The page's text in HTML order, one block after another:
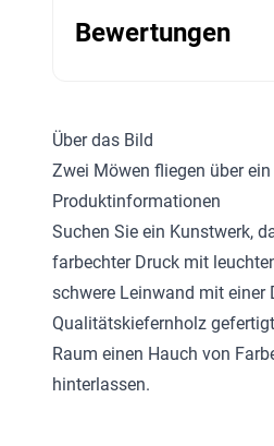
Bewertungen
Über das Bild
Zwei Möwen fliegen über
Produktinformationen
Suchen Sie ein Kunstwerk,
farbechter Druck mit
schwere Leinwand mit einer
Qualitätskiefernholz
Raum einen Hauch von
hinterlassen.